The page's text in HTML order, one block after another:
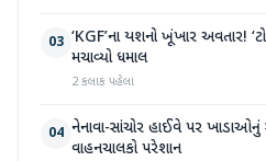
03 ‘KGF’ના યશનો ખૂંખાર અવતાર!
મચાવ્યો ધમાલ
2 કલાક પહેલા
04 નેનાવા-સાંચોર હાઈવે પર ખાડાઓનું
વાહનચાલકો પરેશાન